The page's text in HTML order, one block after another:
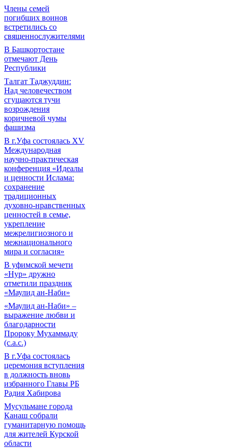
Члены семей
погибших воинов
встретились со
священнослужителями
В Башкортостане
отмечают День
Республики
Талгат Таджуддин:
Над человечеством
сгущаются тучи
возрождения
коричневой чумы
фашизма
В г.Уфа состоялась XV
Международная
научно-практическая
конференция «Идеалы
и ценности Ислама:
сохранение
традиционных
духовно-нравственных
ценностей в семье,
укрепление
межрелигиозного и
межнационального
мира и согласия»
В уфимской мечети
«Нур» дружно
отметили праздник
«Маулид ан-Наби»
«Маулид ан-Наби» –
выражение любви и
благодарности
Пророку Мухаммаду
(с.а.с.)
В г.Уфа состоялась
церемония вступления
в должность вновь
избранного Главы РБ
Радия Хабирова
Мусульмане города
Канаш собрали
гуманитарную помощь
для жителей Курской
области